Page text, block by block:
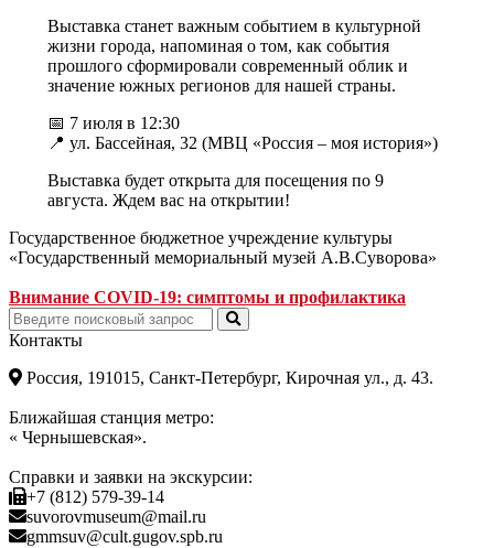
Выставка станет важным событием в культурной
жизни города, напоминая о том, как события
прошлого сформировали современный облик и
значение южных регионов для нашей страны.
📅 7 июля в 12:30
📍 ул. Бассейная, 32 (МВЦ «Россия – моя история»)
Выставка будет открыта для посещения по 9
августа. Ждем вас на открытии!
Государственное бюджетное учреждение культуры
«Государственный мемориальный музей А.В.Суворова»
Внимание COVID-19: симптомы и профилактика
Контакты
Россия, 191015, Санкт-Петербург, Кирочная ул., д. 43.
Ближайшая станция метро:
« Чернышевская».
Справки и заявки на экскурсии:
+7 (812) 579-39-14
suvorovmuseum@mail.ru
gmmsuv@cult.gugov.spb.ru